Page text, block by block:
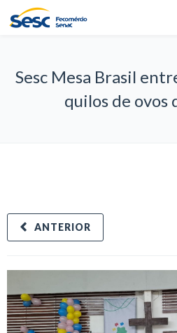
Sesc Mesa Brasil
quilos de ovos
ANTERIOR